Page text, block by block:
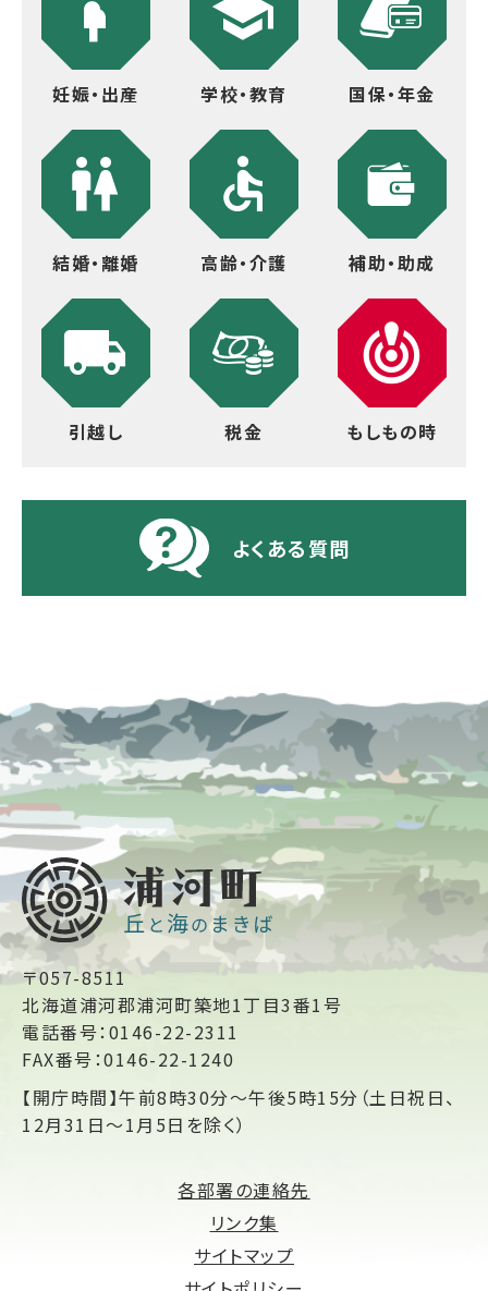
妊娠・出産 学校・教育 国保・年金
結婚・離婚 高齢・介護 補助・助成
引越し 税金 もしもの時
よくある質問
〒057-8511
北海道浦河郡浦河町築地1丁目3番1号
電話番号：0146-22-2311
FAX番号：0146-22-1240
【開庁時間】午前8時30分～午後5時15分（土日祝日、
12月31日～1月5日を除く）
各部署の連絡先
リンク集
サイトマップ